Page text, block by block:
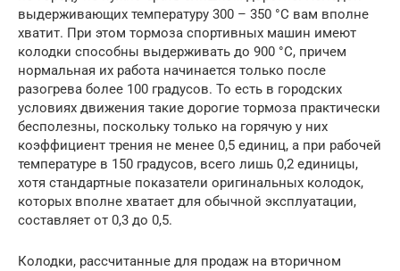
выдерживающих температуру 300 – 350 °C вам вполне
хватит. При этом тормоза спортивных машин имеют
колодки способны выдерживать до 900 °C, причем
нормальная их работа начинается только после
разогрева более 100 градусов. То есть в городских
условиях движения такие дорогие тормоза практически
бесполезны, поскольку только на горячую у них
коэффициент трения не менее 0,5 единиц, а при рабочей
температуре в 150 градусов, всего лишь 0,2 единицы,
хотя стандартные показатели оригинальных колодок,
которых вполне хватает для обычной эксплуатации,
составляет от 0,3 до 0,5.
Колодки, рассчитанные для продаж на вторичном